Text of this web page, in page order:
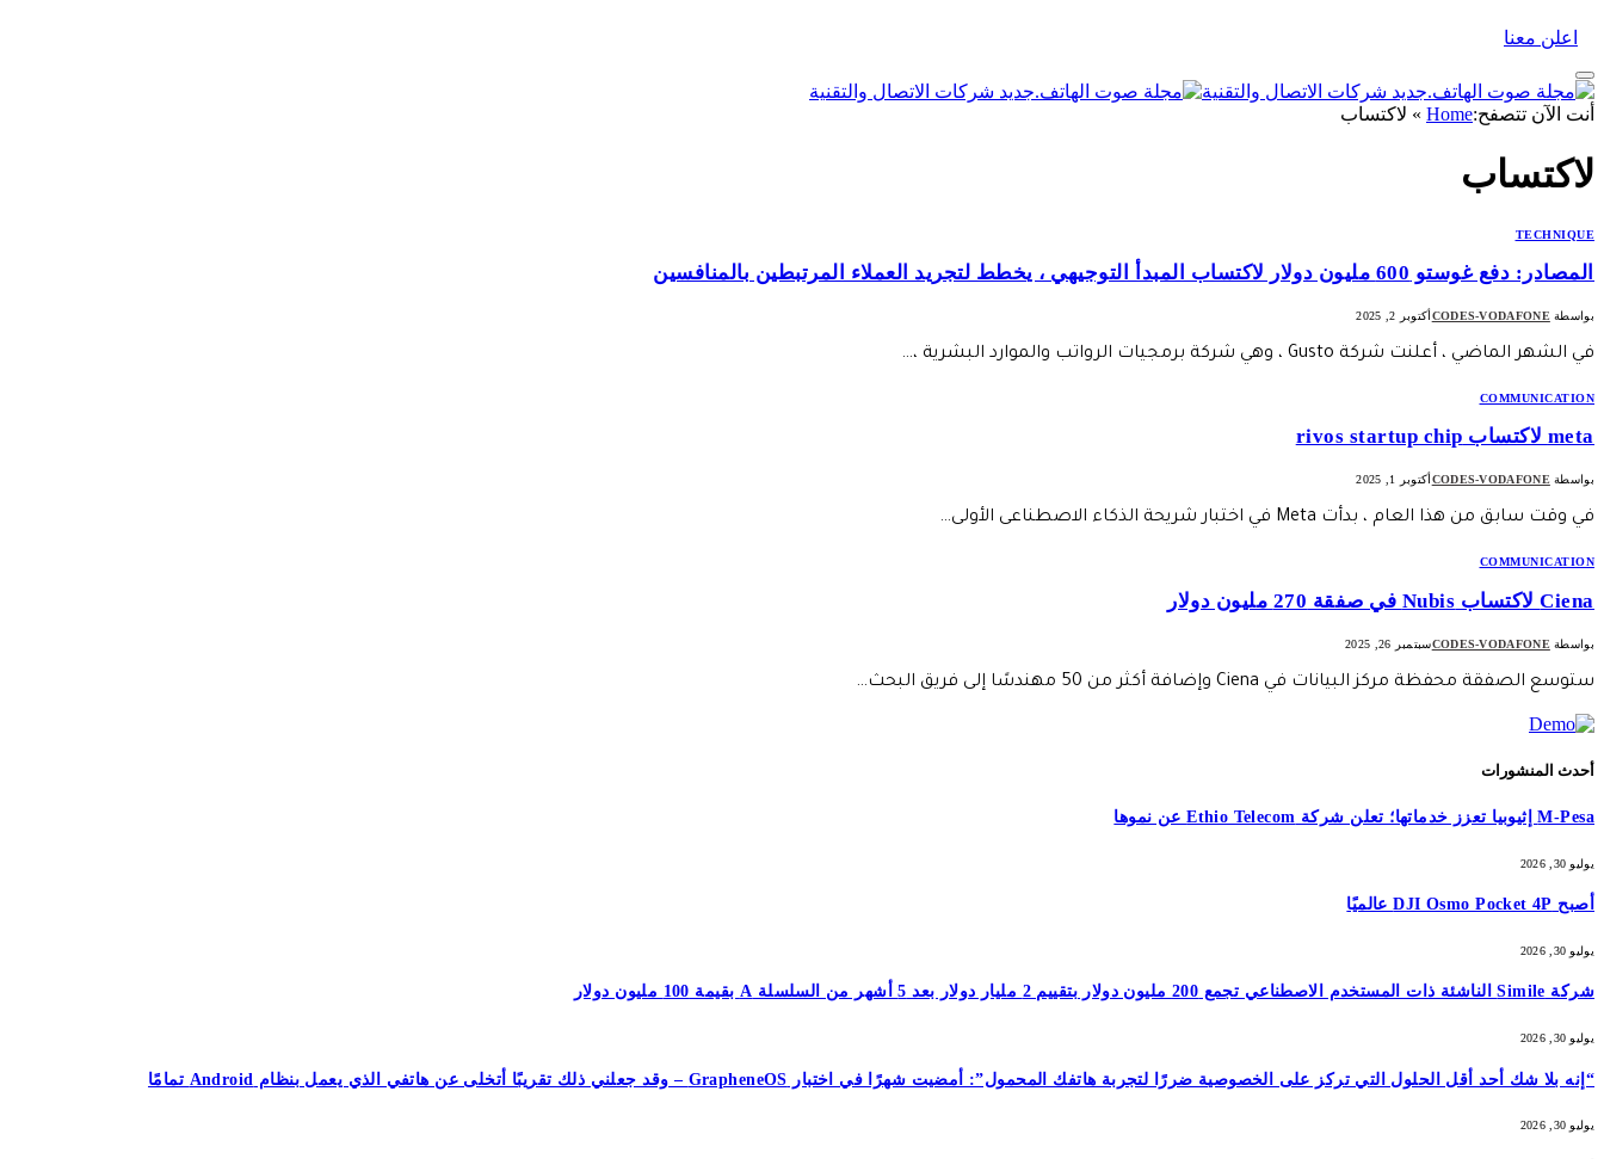
اعلن معنا
أنت الآن تتصفح:Home
» لاكتساب
لاكتساب
TECHNIQUE
المصادر: دفع غوستو 600 مليون دولار لاكتساب المبدأ التوجيهي ، يخطط لتجريد العملاء المرتبطين بالمنافسين
بواسطة CODES-VODAFONE أكتوبر 2, 2025
في الشهر الماضي ، أعلنت شركة Gusto ، وهي شركة برمجيات الرواتب والموارد البشرية ،…
COMMUNICATION
meta لاكتساب rivos startup chip
بواسطة CODES-VODAFONE أكتوبر 1, 2025
في وقت سابق من هذا العام ، بدأت Meta في اختبار شريحة الذكاء الاصطناعى الأولى…
COMMUNICATION
Ciena لاكتساب Nubis في صفقة 270 مليون دولار
بواسطة CODES-VODAFONEسبتمبر 26, 2025
ستوسع الصفقة محفظة مركز البيانات في Ciena وإضافة أكثر من 50 مهندسًا إلى فريق البحث…
أحدث المنشورات
M-Pesa إثيوبيا تعزز خدماتها؛ تعلن شركة Ethio Telecom عن نموها
يوليو 30, 2026
أصبح DJI Osmo Pocket 4P عالميًا
يوليو 30, 2026
شركة Simile الناشئة ذات المستخدم الاصطناعي تجمع 200 مليون دولار بتقييم 2 مليار دولار بعد 5 أشهر من السلسلة A بقيمة 100 مليون دولار
يوليو 30, 2026
“إنه بلا شك أحد أقل الحلول التي تركز على الخصوصية ضررًا لتجربة هاتفك المحمول”: أمضيت شهرًا في اختبار GrapheneOS – وقد جعلني ذلك تقريبًا أتخلى عن هاتفي الذي يعمل بنظام Android تمامًا
يوليو 30, 2026